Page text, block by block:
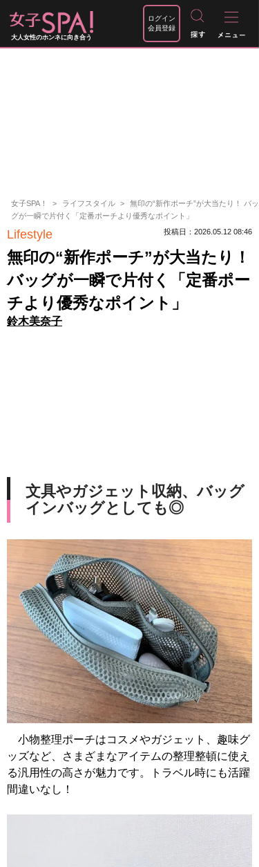
大人女性のホンネに向き合う
ログイン
会員登録
女子SPA！ ライフスタイル
無印の“新作ポーチ”が大当たり！ バッ
グが一瞬で片付く「定番ポーチより優秀なポイント」
Lifestyle 投稿日：2026.05.12 08:46
無印の“新作ポーチ”が大当たり！
バッグが一瞬で片付く「定番ポー
チより優秀なポイント」
鈴木美奈子
文具やガジェット収納、バッグ
インバッグとしても◎
小物整理ポーチはコスメやガジェット、趣味グ
ッズなど、さまざまなアイテムの整理整頓に使え
る汎用性の高さが魅力です。トラベル時にも活躍
間違いなし！